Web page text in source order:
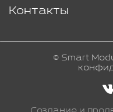
Контакты
© Smart